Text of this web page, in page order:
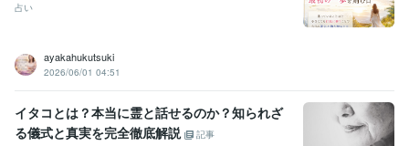
占い
ayakahukutsuki
2026/06/01 04:51
イタコとは？本当に霊と話せるのか？知られざ
る儀式と真実を完全徹底解説
記事